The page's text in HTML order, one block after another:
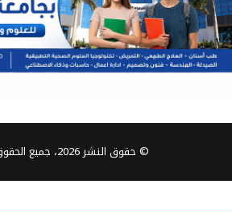
© حقوق النشر 2026، جميع الحقوق محفوظة